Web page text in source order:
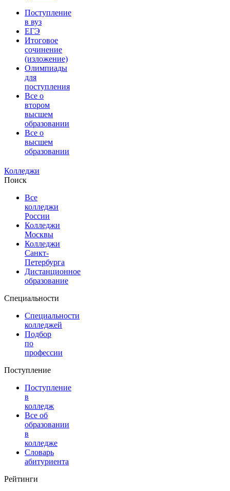
Поступление
в вуз
ЕГЭ
Итоговое
сочинение
(изложение)
Олимпиады
для
поступления
Все о
втором
высшем
образовании
Все о
высшем
образовании
Колледжи
Поиск
Все
колледжи
России
Колледжи
Москвы
Колледжи
Санкт-
Петербурга
Дистанционное
образование
Специальности
Специальности
колледжей
Подбор
по
профессии
Поступление
Поступление
в
колледж
Все об
образовании
в
колледже
Словарь
абитуриента
Рейтинги